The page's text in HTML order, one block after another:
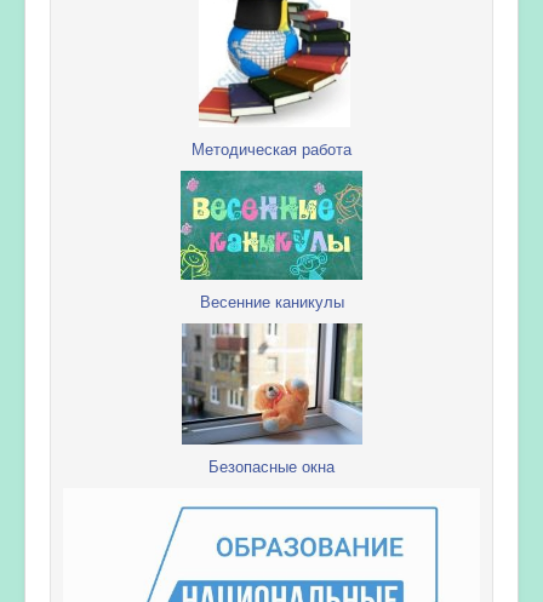
Методическая работа
Весенние каникулы
Безопасные окна